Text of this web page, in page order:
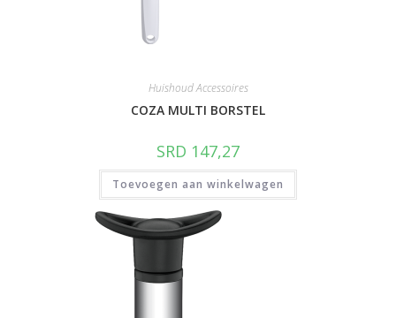
Huishoud Accessoires
COZA MULTI BORSTEL
SRD 147,27
Toevoegen aan winkelwagen